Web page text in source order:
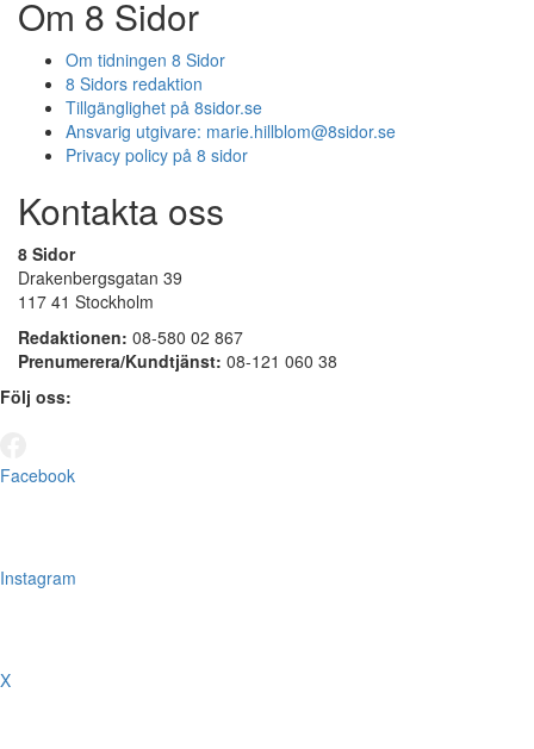
Om 8 Sidor
Om tidningen 8 Sidor
8 Sidors redaktion
Tillgänglighet på 8sidor.se
Ansvarig utgivare: marie.hillblom@8sidor.se
Privacy policy på 8 sidor
Kontakta oss
8 Sidor
Drakenbergsgatan 39
117 41 Stockholm
Redaktionen: 08-580 02 867
Prenumerera/Kundtjänst: 08-121 060 38
Följ oss:
Facebook
Instagram
X